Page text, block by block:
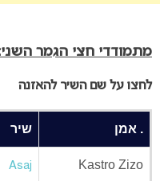
מתמודדי חצי הגמר השני:
לחצו על שם השיר להאזנה
. אמן שיר
Kastro Zizo
Asaj